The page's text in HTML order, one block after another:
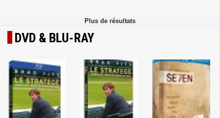
DVD & BLU-RAY